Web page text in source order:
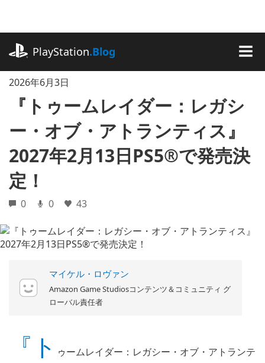
に
ッ
PlayStation.Blog
2026年6月3日
『トゥームレイダー：レガシ
ー・オブ・アトランティス』
2027年2月13日PS5®で発売決
定！
0 0 43
マイケル・ロヴァン
Amazon Game Studiosコンテンツ＆コミュニティ グ
ローバル責任者
『ト ゥームレイダー：レガシー・オブ・アトランテ